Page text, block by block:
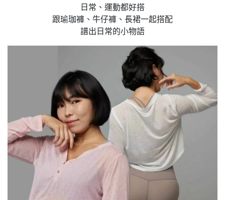
日常、運動都好搭
跟瑜珈褲、牛仔褲、長裙一起搭配
譜出日常的小物語